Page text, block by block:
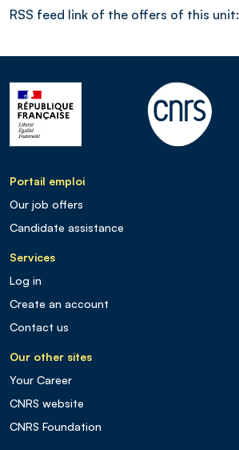
RSS feed link of the offers of this unit:
Portail emploi
Our job offers
Candidate assistance
Services
Log in
Create an account
Contact us
Our other sites
Your Career
CNRS website
CNRS Foundation